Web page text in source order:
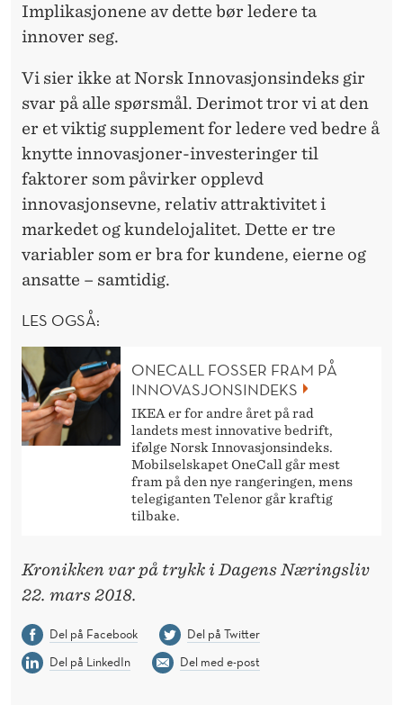
Implikasjonene av dette bør ledere ta
innover seg.
Vi sier ikke at Norsk Innovasjonsindeks gir
svar på alle spørsmål. Derimot tror vi at den
er et viktig supplement for ledere ved bedre å
knytte innovasjoner-investeringer til
faktorer som påvirker opplevd
innovasjonsevne, relativ attraktivitet i
markedet og kundelojalitet. Dette er tre
variabler som er bra for kundene, eierne og
ansatte – samtidig.
LES OGSÅ:
ONECALL FOSSER FRAM PÅ
INNOVASJONSINDEKS
IKEA er for andre året på rad
landets mest innovative bedrift,
ifølge Norsk Innovasjonsindeks.
Mobilselskapet OneCall går mest
fram på den nye rangeringen, mens
telegiganten Telenor går kraftig
tilbake.
Kronikken var på trykk i Dagens Næringsliv
22. mars 2018.
Del på Facebook
Del på Twitter
Del på LinkedIn
Del med e-post